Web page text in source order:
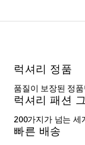
럭셔리 정품
품질이 보장된 정
럭셔리 패션
200가지가 넘는 세
빠른 배송